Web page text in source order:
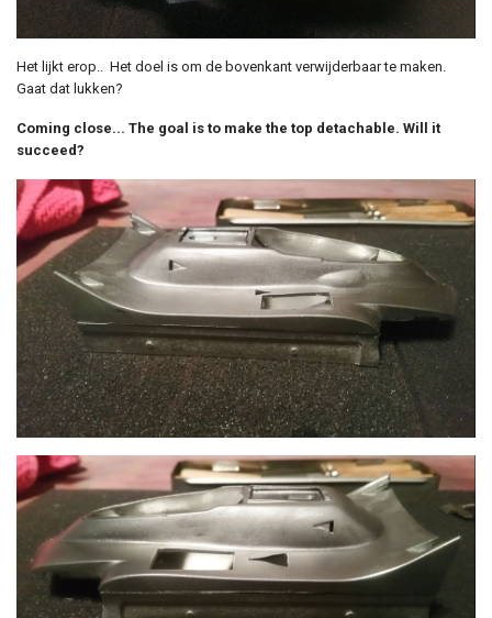
Het lijkt erop.. Het doel is om de bovenkant verwijderbaar te maken.
Gaat dat lukken?
Coming close... The goal is to make the top detachable. Will it
succeed?